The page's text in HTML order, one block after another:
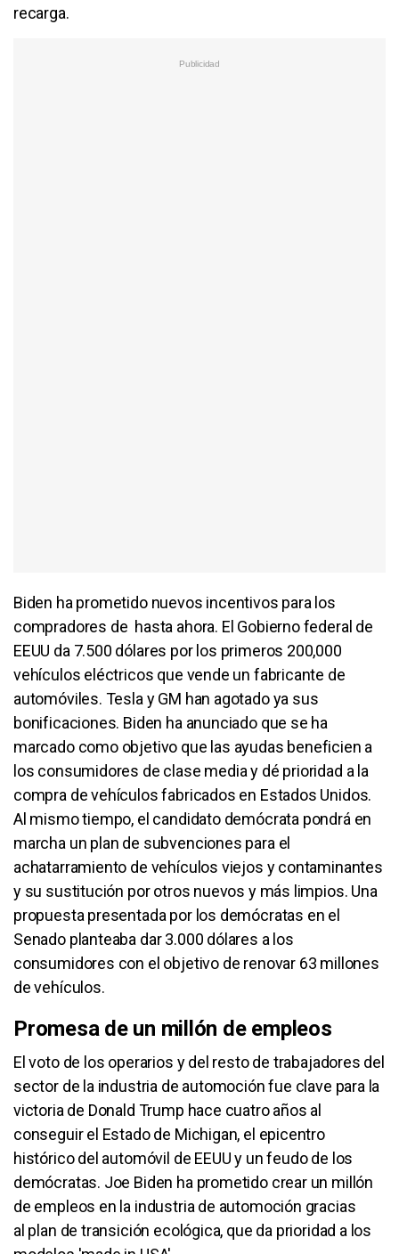
recarga.
Biden ha prometido nuevos incentivos para los
compradores de hasta ahora. El Gobierno federal de
EEUU da 7.500 dólares por los primeros 200,000
vehículos eléctricos que vende un fabricante de
automóviles. Tesla y GM han agotado ya sus
bonificaciones. Biden ha anunciado que se ha
marcado como objetivo que las ayudas beneficien a
los consumidores de clase media y dé prioridad a la
compra de vehículos fabricados en Estados Unidos.
Al mismo tiempo, el candidato demócrata pondrá en
marcha un plan de subvenciones para el
achatarramiento de vehículos viejos y contaminantes
y su sustitución por otros nuevos y más limpios. Una
propuesta presentada por los demócratas en el
Senado planteaba dar 3.000 dólares a los
consumidores con el objetivo de renovar 63 millones
de vehículos.
Promesa de un millón de empleos
El voto de los operarios y del resto de trabajadores del
sector de la industria de automoción fue clave para la
victoria de Donald Trump hace cuatro años al
conseguir el Estado de Michigan, el epicentro
histórico del automóvil de EEUU y un feudo de los
demócratas. Joe Biden ha prometido crear un millón
de empleos en la industria de automoción gracias
al plan de transición ecológica, que da prioridad a los